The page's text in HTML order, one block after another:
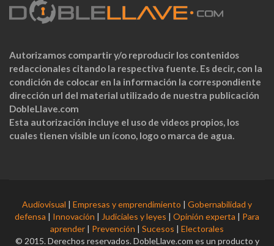
Autorizamos compartir y/o reproducir los contenidos
redaccionales citando la respectiva fuente. Es decir, con la
condición de colocar en la información la correspondiente
dirección url del material utilizado de nuestra publicación
DobleLlave.com
Esta autorización incluye el uso de videos propios, los
cuales tienen visible un ícono, logo o marca de agua.
Audiovisual | Empresas y emprendimiento | Gobernabilidad y
defensa | Innovación | Judiciales y leyes | Opinión experta | Para
aprender | Prevención | Sucesos | Electorales
© 2015. Derechos reservados. DobleLlave.com es un producto y